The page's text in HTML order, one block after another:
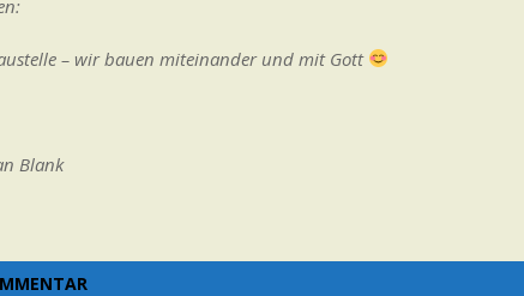
– wir bauen miteinander und mit Gott
Blank